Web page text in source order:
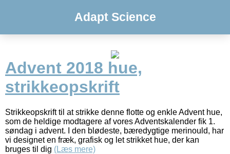
Adapt Science
Advent 2018 hue,
strikkeopskrift
Strikkeopskrift til at strikke denne flotte og enkle Advent hue,
som de heldige modtagere af vores Adventskalender fik 1.
søndag i advent. I den blødeste, bæredygtige merinould, har
vi designet en fræk, grafisk og let strikket hue, der kan
bruges til dig (Læs mere)